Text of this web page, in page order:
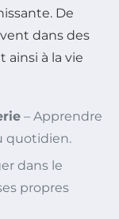
De
dans des
ainsi à la vie
– Apprendre
quotidien.
dans le
propres